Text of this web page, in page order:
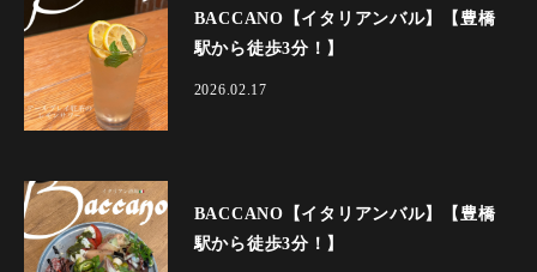
BACCANO【イタリアンバル】【豊橋
駅から徒歩3分！】
2026.02.17
BACCANO【イタリアンバル】【豊橋
駅から徒歩3分！】